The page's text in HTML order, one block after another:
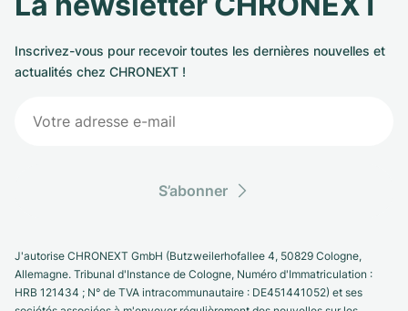
Inscrivez-vous pour recevoir toutes les dernières nouvelles et
actualités chez CHRONEXT !
S’abonner
J'autorise CHRONEXT GmbH (Butzweilerhofallee 4, 50829 Cologne,
Allemagne. Tribunal d'Instance de Cologne, Numéro d'Immatriculation :
HRB 121434 ; N° de TVA intracommunautaire : DE451441052) et ses